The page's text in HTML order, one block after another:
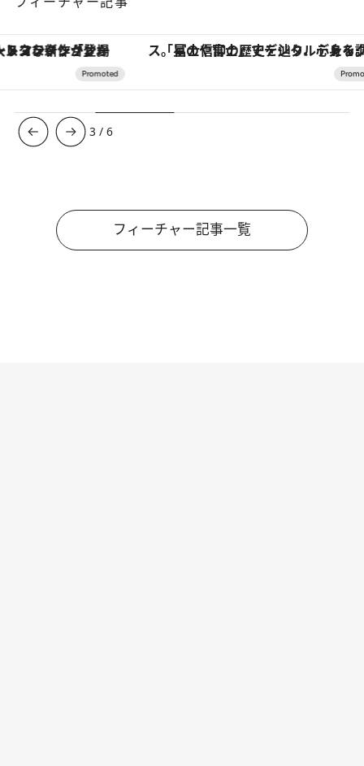
「星のや富士」でデジタルデトックス。冨士信仰の歴史を辿り、心身を調える。
3 /6
フィーチャー記事一覧